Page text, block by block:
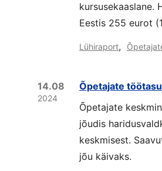
kursusekaaslane.
Eestis 255 eurot
Lühiraport,
14.08
2024
Õpetajate
Õpetajate
jõudis
keskmisest.
jõu käivaks.